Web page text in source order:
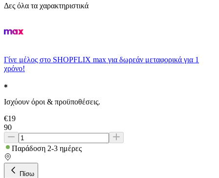
Δες όλα τα χαρακτηριστικά
Γίνε μέλος στο SHOPFLIX max για δωρεάν μεταφορικά για 1
χρόνο!
Ισχύουν όροι & προϋποθέσεις.
€19
90
Παράδοση 2-3 ημέρες
Πίσω